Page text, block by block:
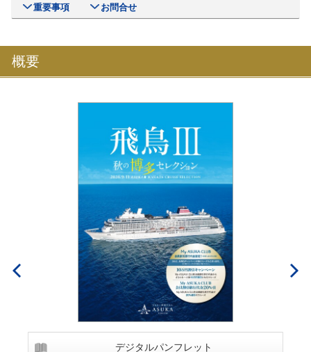
重要事項
お問合せ
概要
デジタルパンフレット